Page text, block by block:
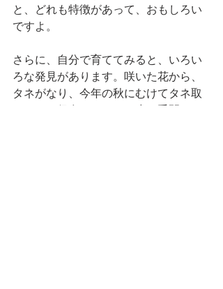
と、どれも特徴があって、おもしろい
ですよ。
さらに、自分で育ててみると、いろい
ろな発見があります。咲いた花から、
タネがなり、今年の秋にむけてタネ取
りをして保存するのは、少し手間のか